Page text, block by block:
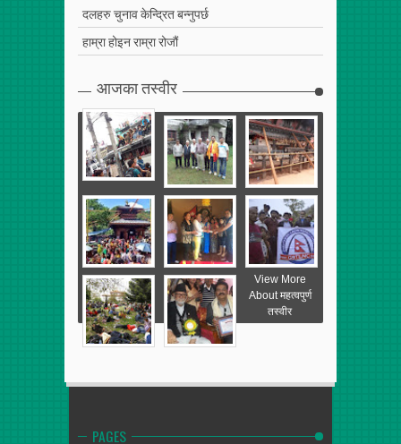
दलहरु चुनाव केन्द्रित बन्नुपर्छ
हाम्रा होइन राम्रा रोजौं
आजका तस्वीर
View More
About महत्वपुर्ण
तस्वीर
PAGES